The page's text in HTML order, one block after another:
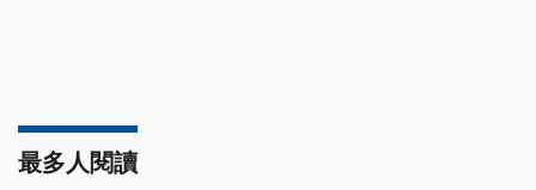
最多人閱讀